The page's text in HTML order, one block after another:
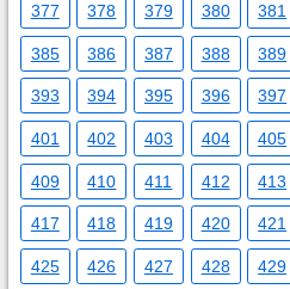
377 378 379 380 381
385 386 387 388 389
393 394 395 396 397
401 402 403 404 405
409 410 411 412 413
417 418 419 420 421
425 426 427 428 429